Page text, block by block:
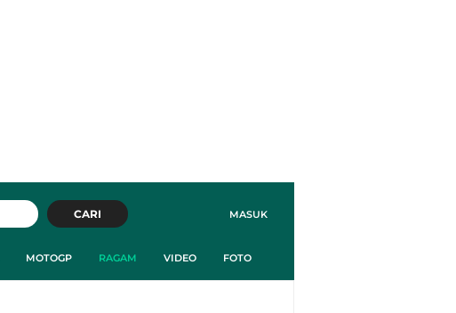
MASUK
CARI
MOTOGP RAGAM VIDEO FOTO